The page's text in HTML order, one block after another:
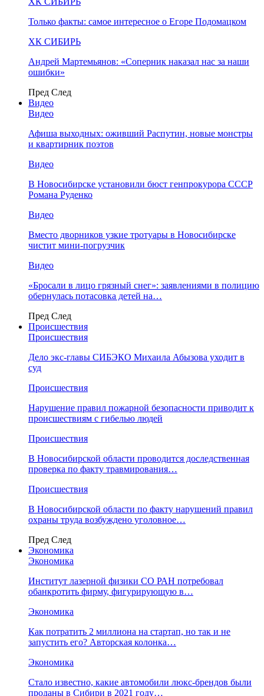
Только факты: самое интересное о Егоре Подомацком
ХК СИБИРЬ
Андрей Мартемьянов: «Соперник наказал нас за наши
ошибки»
Пред След
Видео
Видео
Афиша выходных: оживший Распутин, новые монстры
и квартирник поэтов
Видео
В Новосибирске установили бюст генпрокурора СССР
Романа Руденко
Видео
Вместо дворников узкие тротуары в Новосибирске
чистит мини-погрузчик
Видео
«Бросали в лицо грязный снег»: заявлениями в полицию
обернулась потасовка детей на…
Пред След
Происшествия
Происшествия
Дело экс-главы СИБЭКО Михаила Абызова уходит в
суд
Происшествия
Нарушение правил пожарной безопасности приводит к
происшествиям с гибелью людей
Происшествия
В Новосибирской области проводится доследственная
проверка по факту травмирования…
Происшествия
В Новосибирской области по факту нарушений правил
охраны труда возбуждено уголовное…
Пред След
Экономика
Экономика
Институт лазерной физики СО РАН потребовал
обанкротить фирму, фигурирующую в…
Экономика
Как потратить 2 миллиона на стартап, но так и не
запустить его? Авторская колонка…
Экономика
Стало известно, какие автомобили люкс-брендов были
проданы в Сибири в 2021 году…